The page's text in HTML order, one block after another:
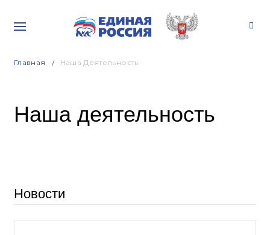
Главная Наша Деятельность
Наша деятельность
Новости